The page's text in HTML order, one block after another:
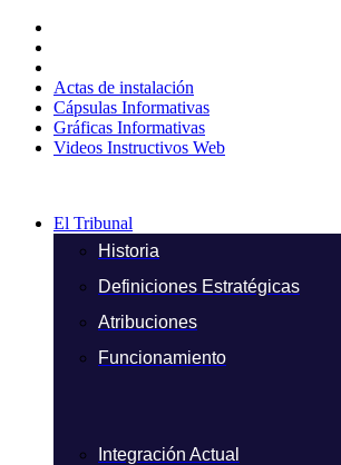
contenido
Actas de instalación
Cápsulas Informativas
Gráficas Informativas
Videos Instructivos Web
El Tribunal
Historia
Definiciones Estratégicas
Atribuciones
Funcionamiento
Integración Actual